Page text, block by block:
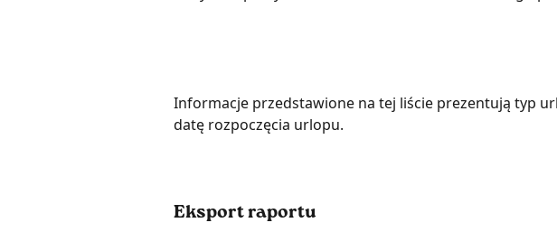
Informacje przedstawione na tej liście prezentują typ
datę rozpoczęcia urlopu.
Eksport raportu